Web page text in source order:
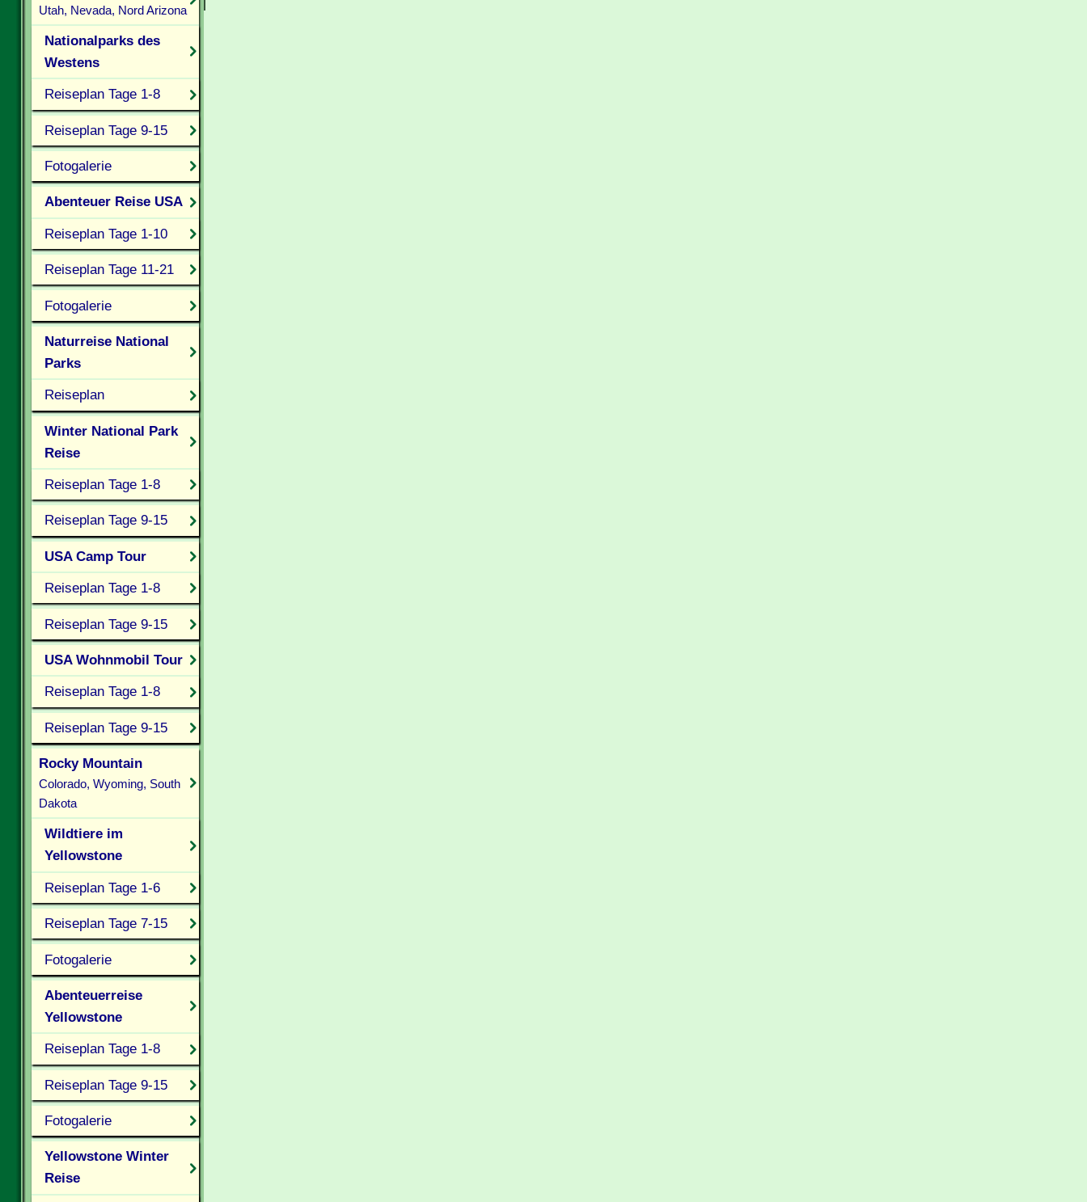
Utah, Nevada, Nord Arizona
Nationalparks des
Westens
Reiseplan Tage 1-8
Reiseplan Tage 9-15
Fotogalerie
Abenteuer Reise USA
Reiseplan Tage 1-10
Reiseplan Tage 11-21
Fotogalerie
Naturreise National
Parks
Reiseplan
Winter National Park
Reise
Reiseplan Tage 1-8
Reiseplan Tage 9-15
USA Camp Tour
Reiseplan Tage 1-8
Reiseplan Tage 9-15
USA Wohnmobil Tour
Reiseplan Tage 1-8
Reiseplan Tage 9-15
Rocky Mountain
Colorado, Wyoming, South
Dakota
Wildtiere im
Yellowstone
Reiseplan Tage 1-6
Reiseplan Tage 7-15
Fotogalerie
Abenteuerreise
Yellowstone
Reiseplan Tage 1-8
Reiseplan Tage 9-15
Fotogalerie
Yellowstone Winter
Reise